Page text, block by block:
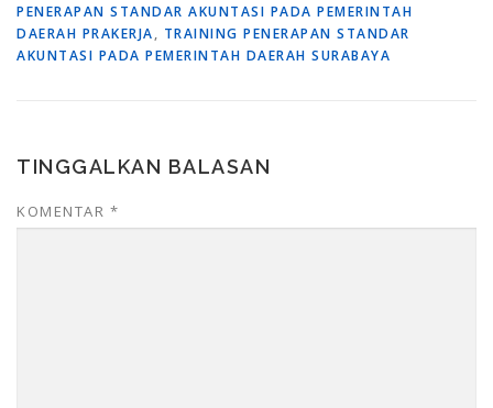
PENERAPAN STANDAR AKUNTASI PADA PEMERINTAH
DAERAH PRAKERJA, TRAINING PENERAPAN STANDAR
AKUNTASI PADA PEMERINTAH DAERAH SURABAYA
TINGGALKAN BALASAN
KOMENTAR *